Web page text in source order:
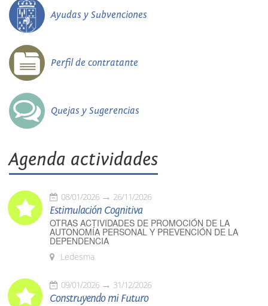
Ayudas y Subvenciones
Perfil de contratante
Quejas y Sugerencias
Agenda actividades
08/01/2026 26/11/2026
Estimulación Cognitiva
OTRAS ACTIVIDADES DE PROMOCIÓN DE LA
AUTONOMÍA PERSONAL Y PREVENCIÓN DE LA
DEPENDENCIA
Ledesma
09/01/2026 31/12/2026
Construyendo mi Futuro